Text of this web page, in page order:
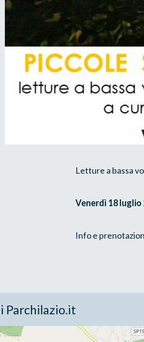
Letture a bassa
Venerdì 18 luglio
Info e
Parchilazio.it